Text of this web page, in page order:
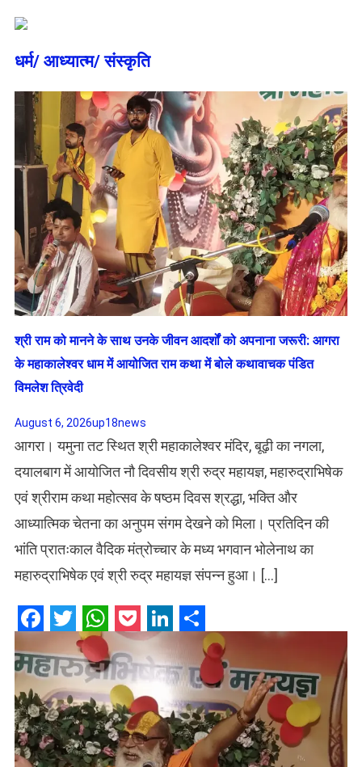
धर्म/ आध्‍यात्‍म/ संस्‍कृति
​श्री राम को मानने के साथ उनके जीवन आदर्शों को अपनाना जरूरी: आगरा
के महाकालेश्वर धाम में आयोजित राम कथा में बोले कथावाचक पंडित
विमलेश त्रिवेदी
August 6, 2026up18news
आगरा। यमुना तट स्थित श्री महाकालेश्वर मंदिर, बूढ़ी का नगला,
दयालबाग में आयोजित नौ दिवसीय श्री रुद्र महायज्ञ, महारुद्राभिषेक
एवं श्रीराम कथा महोत्सव के षष्ठम दिवस श्रद्धा, भक्ति और
आध्यात्मिक चेतना का अनुपम संगम देखने को मिला। प्रतिदिन की
भांति प्रातःकाल वैदिक मंत्रोच्चार के मध्य भगवान भोलेनाथ का
महारुद्राभिषेक एवं श्री रुद्र महायज्ञ संपन्न हुआ। […]
Facebook
Twitter
WhatsApp
Pocket
LinkedIn
Share